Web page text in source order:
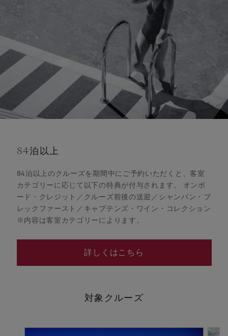
84泊以上
84泊以上のクルーズを期間中にご予約いただくと、客室
カテゴリーに応じて以下の特典が付与されます。 オンボ
ード・クレジット／クルーズ前後の送迎／シャンパン・ブ
レックファースト／キャプテンズ・ワイン・コレクション
※内容は客室カテゴリーによります。
詳しくはこちら
対象クルーズ